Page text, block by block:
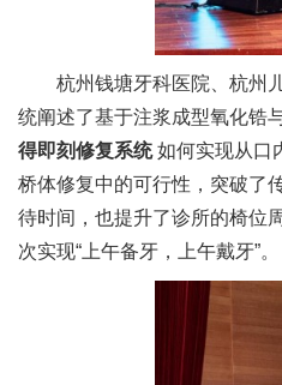
杭州钱塘牙科医院、杭州
统阐述了基于注浆成型氧化锆
得即刻修复系统如何实现从口
桥体修复中的可行性，突破了
待时间，也提升了诊所的椅位
次实现“上午备牙，上午戴牙”。